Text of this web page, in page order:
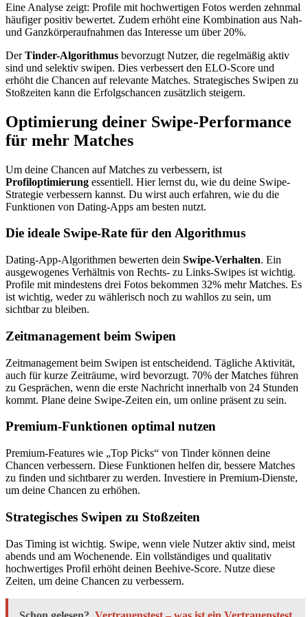
Eine Analyse zeigt: Profile mit hochwertigen Fotos werden zehnmal
häufiger positiv bewertet. Zudem erhöht eine Kombination aus Nah-
und Ganzkörperaufnahmen das Interesse um über 20%.
DerTinder-Algorithmus bevorzugt Nutzer, die regelmäßig aktiv
sind und selektiv swipen. Dies verbessert den ELO-Score und
erhöht die Chancen auf relevante Matches. Strategisches Swipen zu
Stoßzeiten kann die Erfolgschancen zusätzlich steigern.
Optimierung deiner Swipe-Performance
für mehr Matches
Um deine Chancen auf Matches zu verbessern, ist
Profiloptimierung essentiell. Hier lernst du, wie du deine Swipe-
Strategie verbessern kannst. Du wirst auch erfahren, wie du die
Funktionen von Dating-Apps am besten nutzt.
Die ideale Swipe-Rate für den Algorithmus
Dating-App-Algorithmen bewerten dein Swipe-Verhalten. Ein
ausgewogenes Verhältnis von Rechts- zu Links-Swipes ist wichtig.
Profile mit mindestens drei Fotos bekommen 32% mehr Matches. Es
ist wichtig, weder zu wählerisch noch zu wahllos zu sein, um
sichtbar zu bleiben.
Zeitmanagement beim Swipen
Zeitmanagement beim Swipen ist entscheidend. Tägliche Aktivität,
auch für kurze Zeiträume, wird bevorzugt. 70% der Matches führen
zu Gesprächen, wenn die erste Nachricht innerhalb von 24 Stunden
kommt. Plane deine Swipe-Zeiten ein, um online präsent zu sein.
Premium-Funktionen optimal nutzen
Premium-Features wie „Top Picks“ von Tinder können deine
Chancen verbessern. Diese Funktionen helfen dir, bessere Matches
zu finden und sichtbarer zu werden. Investiere in Premium-Dienste,
um deine Chancen zu erhöhen.
Strategisches Swipen zu Stoßzeiten
Das Timing ist wichtig. Swipe, wenn viele Nutzer aktiv sind, meist
abends und am Wochenende. Ein vollständiges und qualitativ
hochwertiges Profil erhöht deinen Beehive-Score. Nutze diese
Zeiten, um deine Chancen zu verbessern.